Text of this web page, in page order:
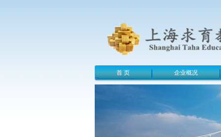
首 页 企业概况